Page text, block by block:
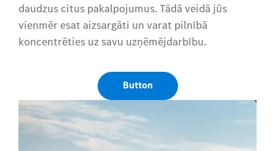
daudzus citus pakalpojumus. Tādā veidā jūs
vienmēr esat aizsargāti un varat pilnībā
koncentrēties uz savu uzņēmējdarbību.
Button